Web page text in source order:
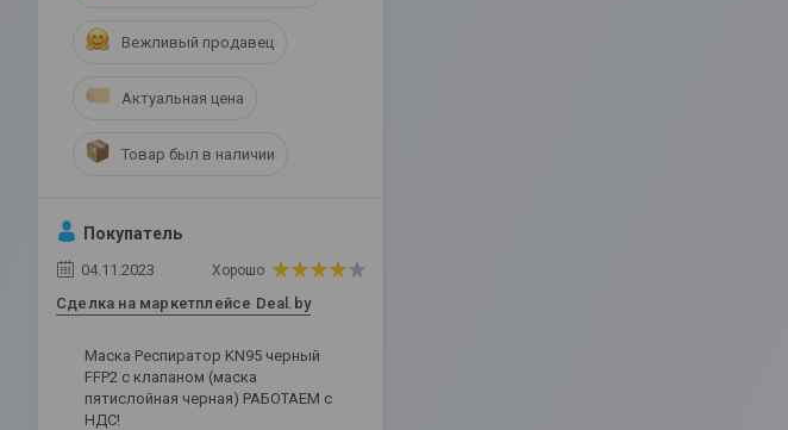
Вежливый продавец
Актуальная цена
Товар был в наличии
Покупатель
04.11.2023 Хорошо
Сделка на маркетплейсе Deal.by
Маска Респиратор KN95 черный
FFP2 с клапаном (маска
пятислойная черная) РАБОТАЕМ с
НДС!